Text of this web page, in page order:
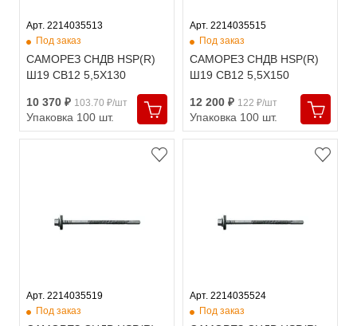
Арт. 2214035513
Под заказ
САМОРЕЗ СНДВ HSP(R)
Ш19 СВ12 5,5X130
10 370 ₽ 103.70 ₽/шт
Упаковка 100 шт.
Арт. 2214035515
Под заказ
САМОРЕЗ СНДВ HSP(R)
Ш19 СВ12 5,5X150
12 200 ₽ 122 ₽/шт
Упаковка 100 шт.
Арт. 2214035519
Под заказ
Арт. 2214035524
Под заказ